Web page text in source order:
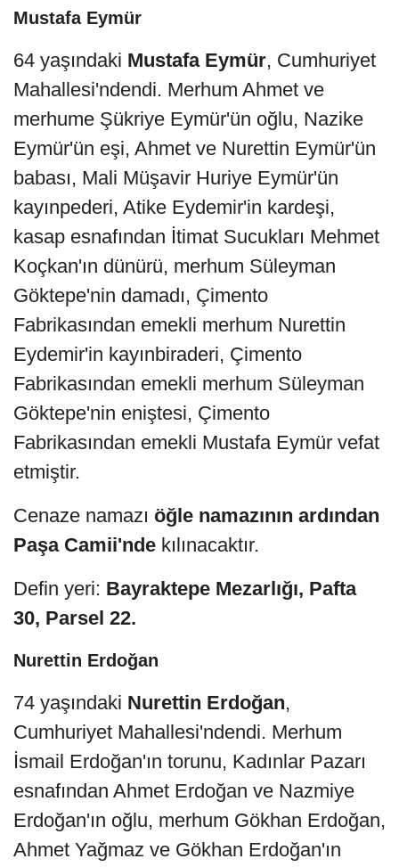
Mustafa Eymür
64 yaşındaki Mustafa Eymür, Cumhuriyet
Mahallesi'ndendi. Merhum Ahmet ve
merhume Şükriye Eymür'ün oğlu, Nazike
Eymür'ün eşi, Ahmet ve Nurettin Eymür'ün
babası, Mali Müşavir Huriye Eymür'ün
kayınpederi, Atike Eydemir'in kardeşi,
kasap esnafından İtimat Sucukları Mehmet
Koçkan'ın dünürü, merhum Süleyman
Göktepe'nin damadı, Çimento
Fabrikasından emekli merhum Nurettin
Eydemir'in kayınbiraderi, Çimento
Fabrikasından emekli merhum Süleyman
Göktepe'nin eniştesi, Çimento
Fabrikasından emekli Mustafa Eymür vefat
etmiştir.
Cenaze namazı öğle namazının ardından
Paşa Camii'nde kılınacaktır.
Defin yeri: Bayraktepe Mezarlığı, Pafta
30, Parsel 22.
Nurettin Erdoğan
74 yaşındaki Nurettin Erdoğan,
Cumhuriyet Mahallesi'ndendi. Merhum
İsmail Erdoğan'ın torunu, Kadınlar Pazarı
esnafından Ahmet Erdoğan ve Nazmiye
Erdoğan'ın oğlu, merhum Gökhan Erdoğan,
Ahmet Yağmaz ve Gökhan Erdoğan'ın